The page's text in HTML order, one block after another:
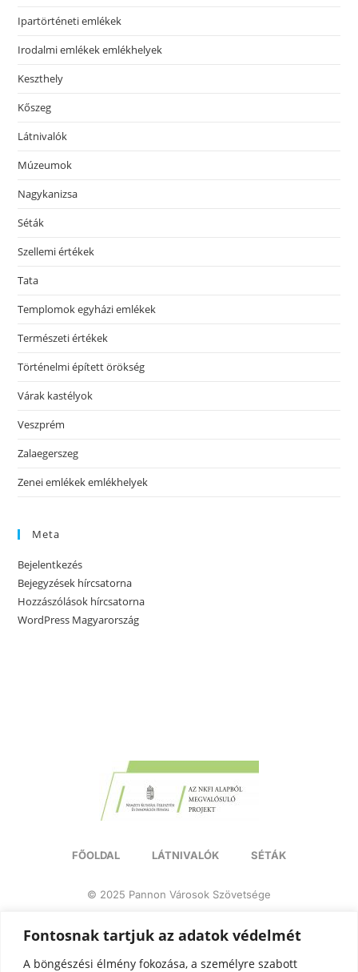
Fontosnak tartjuk az adatok védelmét
A böngészési élmény fokozása, a személyre szabott
Ipartörténeti emlékek
Irodalmi emlékek emlékhelyek
Keszthely
Kőszeg
Látnivalók
Múzeumok
Nagykanizsa
Séták
Szellemi értékek
Tata
Templomok egyházi emlékek
Természeti értékek
Történelmi épített örökség
Várak kastélyok
Veszprém
Zalaegerszeg
Zenei emlékek emlékhelyek
Meta
Bejelentkezés
Bejegyzések hírcsatorna
Hozzászólások hírcsatorna
WordPress Magyarország
FŐOLDAL LÁTNIVALÓK SÉTÁK
© 2025 Pannon Városok Szövetsége